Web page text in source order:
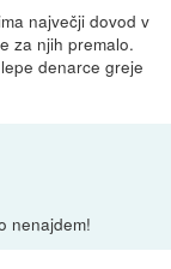
največji dovod v
za njih premalo.
denarce greje
nenajdem!